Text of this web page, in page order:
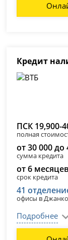
Кредит
ПСК 19,900-
полная
от 30 000 до
сумма кредита
от 6
срок кредита
41
офисы в
Подробнее